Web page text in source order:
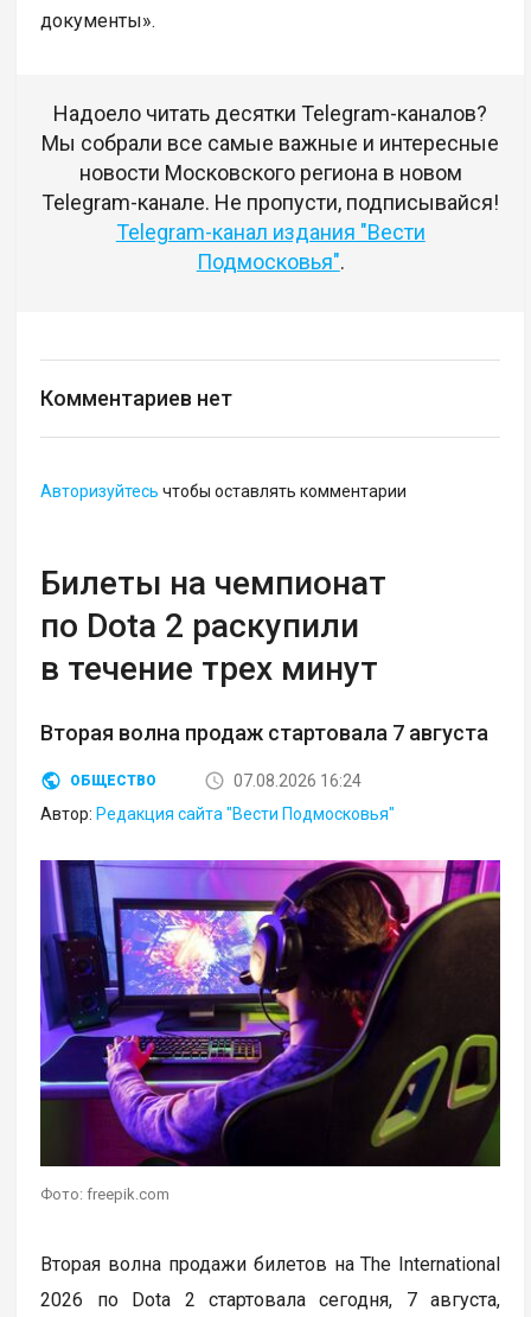
документы».
Надоело читать десятки Telegram-каналов?
Мы собрали все самые важные и интересные
новости Московского региона в новом
Telegram-канале. Не пропусти, подписывайся!
Telegram-канал издания "Вести
Подмосковья".
Комментариев нет
Авторизуйтесь чтобы оставлять комментарии
Билеты на чемпионат
по Dota 2 раскупили
в течение трех минут
Вторая волна продаж стартовала 7 августа
ОБЩЕСТВО
07.08.2026 16:24
Автор: Редакция сайта "Вести Подмосковья"
Фото: freepik.com
Вторая волна продажи билетов на The International
2026 по Dota 2 стартовала сегодня, 7 августа,